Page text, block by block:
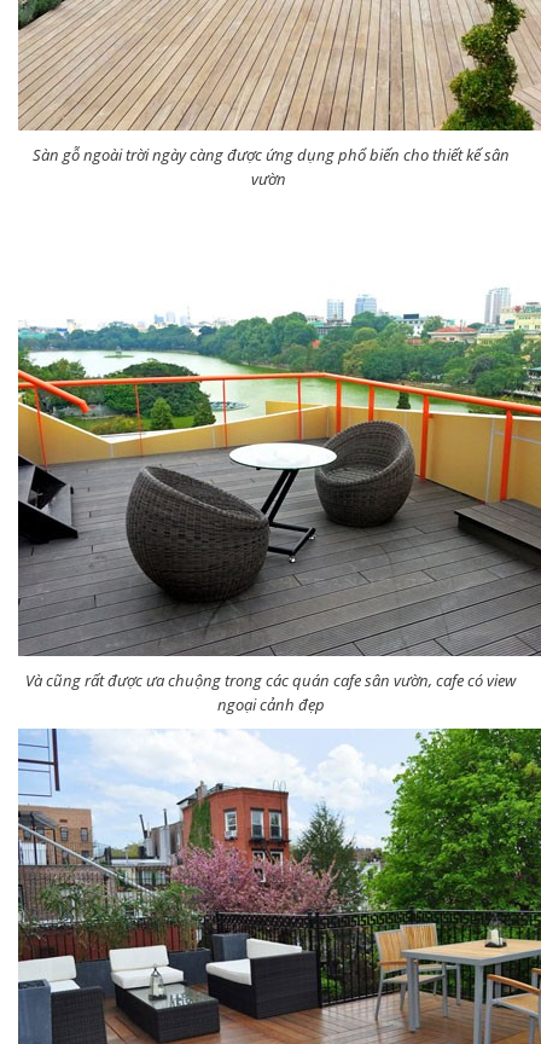
Sàn gỗ ngoài trời ngày càng được ứng dụng phổ biến cho thiết kế sân
vườn
Và cũng rất được ưa chuộng trong các quán cafe sân vườn, cafe có view
ngoại cảnh đẹp